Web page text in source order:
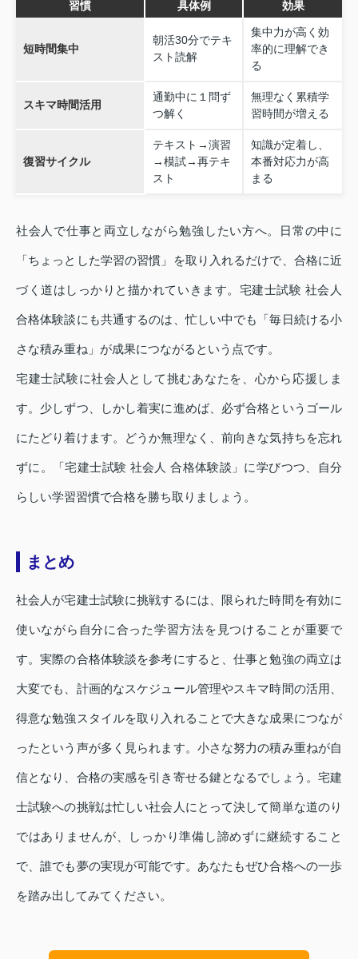
習慣 具体例 効果
短時間集中
朝活30分でテキ
スト読解
集中力が高く効
率的に理解でき
る
スキマ時間活用
通勤中に１問ず
つ解く
無理なく累積学
習時間が増える
復習サイクル
テキスト→演習
→模試→再テキ
スト
知識が定着し、
本番対応力が高
まる
社会人で仕事と両立しながら勉強したい方へ。日常の中に
「ちょっとした学習の習慣」を取り入れるだけで、合格に近
づく道はしっかりと描かれていきます。宅建士試験 社会人
合格体験談にも共通するのは、忙しい中でも「毎日続ける小
さな積み重ね」が成果につながるという点です。
宅建士試験に社会人として挑むあなたを、心から応援しま
す。少しずつ、しかし着実に進めば、必ず合格というゴール
にたどり着けます。どうか無理なく、前向きな気持ちを忘れ
ずに。「宅建士試験 社会人 合格体験談」に学びつつ、自分
らしい学習習慣で合格を勝ち取りましょう。
まとめ
社会人が宅建士試験に挑戦するには、限られた時間を有効に
使いながら自分に合った学習方法を見つけることが重要で
す。実際の合格体験談を参考にすると、仕事と勉強の両立は
大変でも、計画的なスケジュール管理やスキマ時間の活用、
得意な勉強スタイルを取り入れることで大きな成果につなが
ったという声が多く見られます。小さな努力の積み重ねが自
信となり、合格の実感を引き寄せる鍵となるでしょう。宅建
士試験への挑戦は忙しい社会人にとって決して簡単な道のり
ではありませんが、しっかり準備し諦めずに継続すること
で、誰でも夢の実現が可能です。あなたもぜひ合格への一歩
を踏み出してみてください。